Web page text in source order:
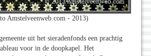
Amstelveenweb.com - 2013)
uit het sieradenfonds een prachtig
voor in de doopkapel. Het